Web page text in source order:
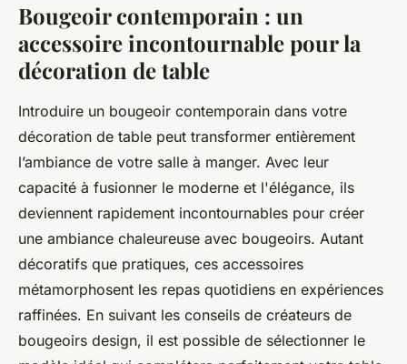
Bougeoir contemporain : un
accessoire incontournable pour la
décoration de table
Introduire un bougeoir contemporain dans votre
décoration de table peut transformer entièrement
l’ambiance de votre salle à manger. Avec leur
capacité à fusionner le moderne et l'élégance, ils
deviennent rapidement incontournables pour créer
une ambiance chaleureuse avec bougeoirs. Autant
décoratifs que pratiques, ces accessoires
métamorphosent les repas quotidiens en expériences
raffinées. En suivant les conseils de créateurs de
bougeoirs design, il est possible de sélectionner le